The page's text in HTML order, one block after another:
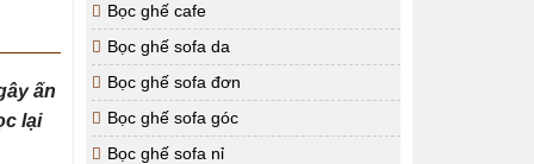
ấn
lại
Bọc ghế cafe
Bọc ghế sofa da
Bọc ghế sofa đơn
Bọc ghế sofa góc
Bọc ghế sofa nỉ